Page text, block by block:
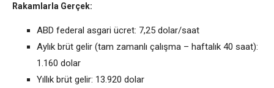
Rakamlarla Gerçek:
ABD federal asgari ücret: 7,25 dolar/saat
Aylık brüt gelir (tam zamanlı çalışma – haftalık 40 saat):
1.160 dolar
Yıllık brüt gelir: 13.920 dolar